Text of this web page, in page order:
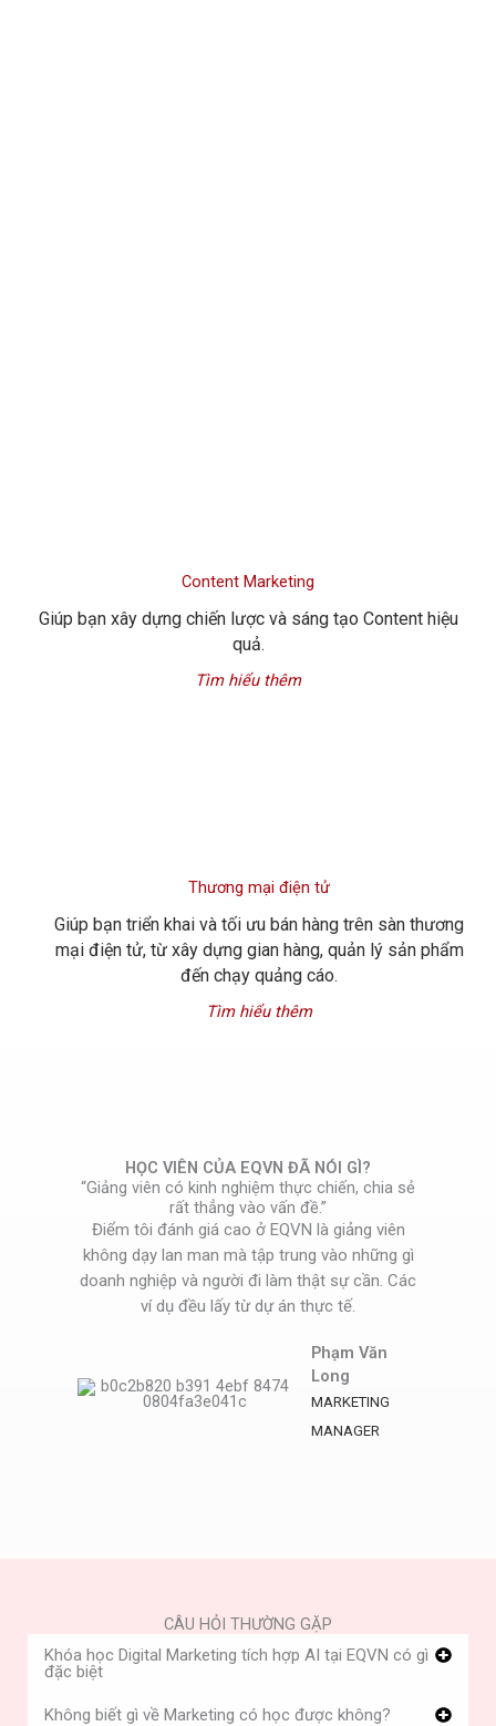
Content Marketing
Giúp bạn xây dựng chiến lược và sáng tạo Content hiệu
quả.
Tìm hiểu thêm
Thương mại điện tử
Giúp bạn triển khai và tối ưu bán hàng trên sàn thương
mại điện tử, từ xây dựng gian hàng, quản lý sản phẩm
đến chạy quảng cáo.
Tìm hiểu thêm
HỌC VIÊN CỦA EQVN ĐÃ NÓI GÌ?
“Giảng viên có kinh nghiệm thực chiến, chia sẻ
rất thẳng vào vấn đề.”
Điểm tôi đánh giá cao ở EQVN là giảng viên
không dạy lan man mà tập trung vào những gì
doanh nghiệp và người đi làm thật sự cần. Các
ví dụ đều lấy từ dự án thực tế.
Phạm Văn
Long
MARKETING
MANAGER
CÂU HỎI THƯỜNG GẶP
Khóa học Digital Marketing tích hợp AI tại EQVN có gì
đặc biệt
Không biết gì về Marketing có học được không?